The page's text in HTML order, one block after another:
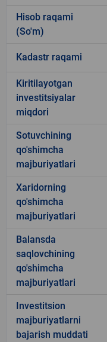
Hisob raqami
(So'm)
Kadastr raqami
Kiritilayotgan
investitsiyalar
miqdori
Sotuvchining
qo'shimcha
majburiyatlari
Xaridorning
qo'shimcha
majburiyatlari
Balansda
saqlovchining
qo'shimcha
majburiyatlari
Investitsion
majburiyatlarni
bajarish muddati